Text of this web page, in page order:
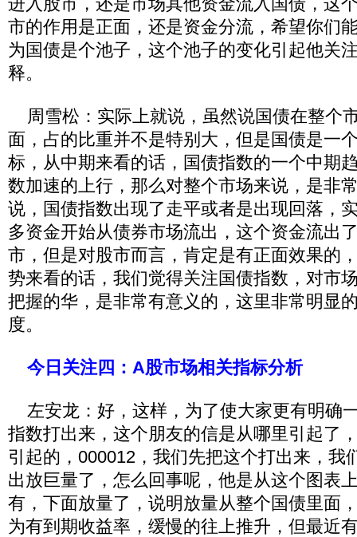
市的作用是正面，还是资金分流，希望你们
为国债是个池子，这个池子的变化引起他关
释。
周雪松：实际上就说，虽然说国债在整个
面，占的比重并不是特别大，但是国债是一
标，从中期来看的话，国债指数的一个中期
数加速的上行，那么对整个市场来说，是非
说，国债指数出现了走平或者是出现回落，
多资金开始从债券市场流出，这个资金流出
市，但是对股市而言，肯定是有正面效果的
势来看的话，我们觉得关注国债指数，对市
把握的华，是非常有意义的，这里非常明显
度。
今日关注四：A股市场相关指标分析
左安龙：好，这样，为了使大家更有明确
指数打出来，这个朋友的信是从哪里引起了
引起的，000012，我们先把这个打出来，我
出放巨量了，怎么回事呢，他是从这个图表
有，下面放量了，说明放量从整个国债里面
为有到期收益率，缓慢的往上推升，但最近